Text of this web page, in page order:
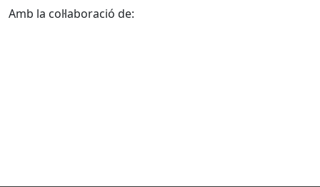
Amb la col·laboració de: